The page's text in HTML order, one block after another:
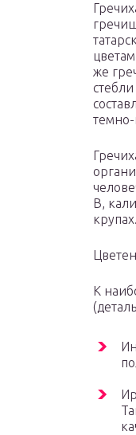
же
темно-
В,
крупах.
К